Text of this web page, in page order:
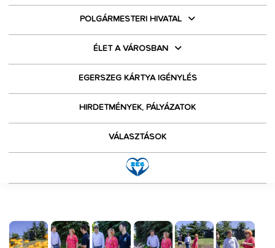
POLGÁRMESTERI HIVATAL
ÉLET A VÁROSBAN
EGERSZEG KÁRTYA IGÉNYLÉS
HIRDETMÉNYEK, PÁLYÁZATOK
VÁLASZTÁSOK